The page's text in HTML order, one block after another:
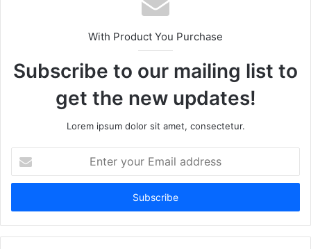
With Product You Purchase
Subscribe to our mailing list to
get the new updates!
Lorem ipsum dolor sit amet, consectetur.
your
Email